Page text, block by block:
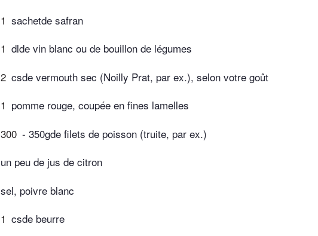
1 sachetde safran
1 dlde vin blanc ou de bouillon de légumes
2 csde vermouth sec (Noilly Prat, par ex.), selon votre goût
1 pomme rouge, coupée en fines lamelles
300 - 350gde filets de poisson (truite, par ex.)
un peu de jus de citron
sel, poivre blanc
1 csde beurre